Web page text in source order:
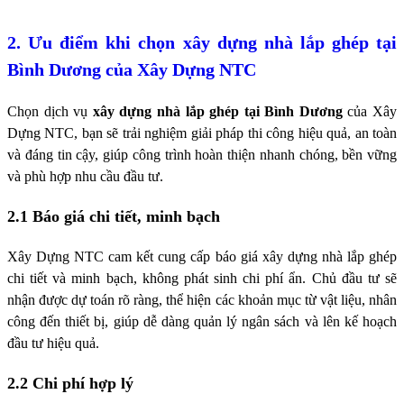
2. Ưu điểm khi chọn xây dựng nhà lắp ghép tại
Bình Dương của Xây Dựng NTC
Chọn dịch vụ xây dựng nhà lắp ghép tại Bình Dươngcủa Xây
Dựng NTC, bạn sẽ trải nghiệm giải pháp thi công hiệu quả, an toàn
và đáng tin cậy, giúp công trình hoàn thiện nhanh chóng, bền vững
và phù hợp nhu cầu đầu tư.
2.1 Báo giá chi tiết, minh bạch
Xây Dựng NTC cam kết cung cấp báo giá xây dựng nhà lắp ghép
chi tiết và minh bạch, không phát sinh chi phí ẩn. Chủ đầu tư sẽ
nhận được dự toán rõ ràng, thể hiện các khoản mục từ vật liệu, nhân
công đến thiết bị, giúp dễ dàng quản lý ngân sách và lên kế hoạch
đầu tư hiệu quả.
2.2 Chi phí hợp lý